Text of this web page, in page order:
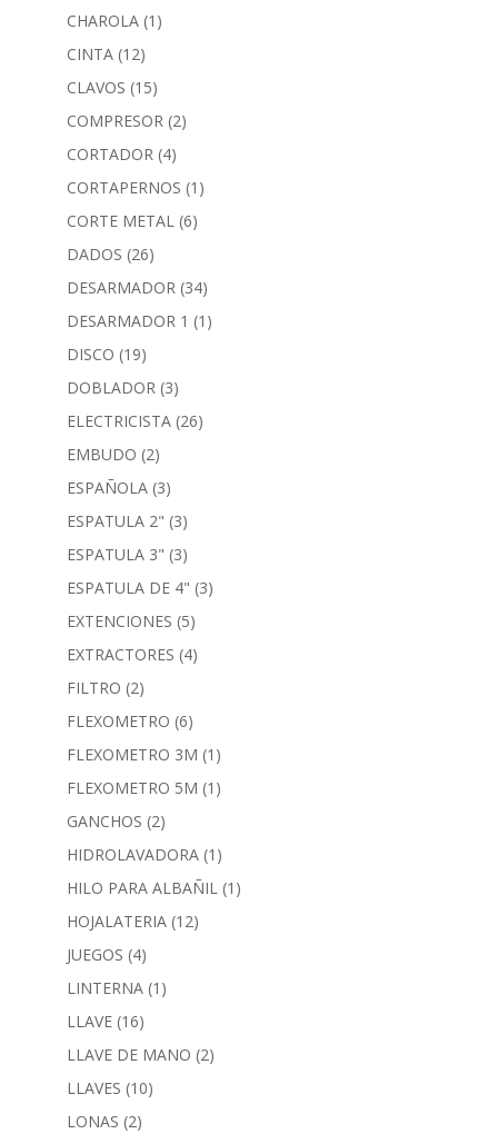
CHAROLA (1)
CINTA (12)
CLAVOS (15)
COMPRESOR (2)
CORTADOR (4)
CORTAPERNOS (1)
CORTE METAL (6)
DADOS (26)
DESARMADOR (34)
DESARMADOR 1 (1)
DISCO (19)
DOBLADOR (3)
ELECTRICISTA (26)
EMBUDO (2)
ESPAÑOLA (3)
ESPATULA 2" (3)
ESPATULA 3" (3)
ESPATULA DE 4" (3)
EXTENCIONES (5)
EXTRACTORES (4)
FILTRO (2)
FLEXOMETRO (6)
FLEXOMETRO 3M (1)
FLEXOMETRO 5M (1)
GANCHOS (2)
HIDROLAVADORA (1)
HILO PARA ALBAÑIL (1)
HOJALATERIA (12)
JUEGOS (4)
LINTERNA (1)
LLAVE (16)
LLAVE DE MANO (2)
LLAVES (10)
LONAS (2)